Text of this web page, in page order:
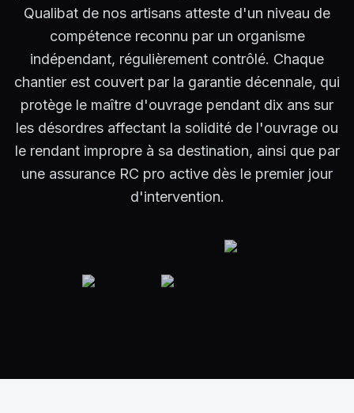
Qualibat de nos artisans atteste d'un niveau de
compétence reconnu par un organisme
indépendant, régulièrement contrôlé. Chaque
chantier est couvert par la garantie décennale, qui
protège le maître d'ouvrage pendant dix ans sur
les désordres affectant la solidité de l'ouvrage ou
le rendant impropre à sa destination, ainsi que par
une assurance RC pro active dès le premier jour
d'intervention.